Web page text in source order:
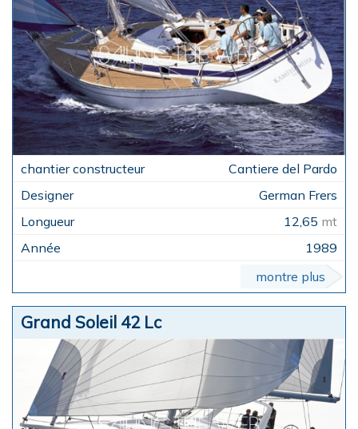
Cantiere del Pardo
German Frers
12,65 mt
1989
montre plus
Grand Soleil 42 Lc